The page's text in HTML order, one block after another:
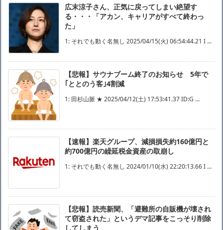
広末涼子さん、正気に戻ってしまい絶望す
る・・・「アカン、キャリアがすべて終わっ
た」
1: それでも動く名無し 2025/04/15(火) 06:54:44.21 I ...
【悲報】サウナブーム終了のお知らせ 5年で
｢ととのう客｣4割減
1: 田杉山脈 ★ 2025/04/12(土) 17:53:41.37 ID:G ...
【速報】楽天グループ、減損損失約160億円と
約700億円の繰延税金資産の取崩し
1: それでも動く名無し 2024/01/10(水) 22:20:13.66 I ...
【悲報】読売新聞、「避難所の自販機が壊され
て窃盗された」というデマ記事をこっそり削除
してしまう